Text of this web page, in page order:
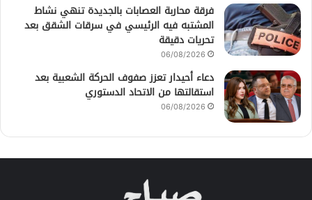
فرقة محاربة العصابات بالجديدة تنهي نشاط
المشتبه فيه الرئيسي في سرقات الشقق بعد
تحريات دقيقة
06/08/2026
دعاء أحيدار تعزز صفوف الحركة الشعبية بعد
استقالتها من الاتحاد الدستوري
06/08/2026